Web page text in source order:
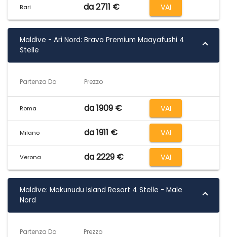
Bari da 2711 € VAI
Maldive - Ari Nord: Bravo Premium Maayafushi 4
Stelle
Partenza Da Prezzo
Roma da 1909 € VAI
Milano da 1911 € VAI
Verona da 2229 € VAI
Maldive: Makunudu Island Resort 4 Stelle - Male
Nord
Partenza Da Prezzo